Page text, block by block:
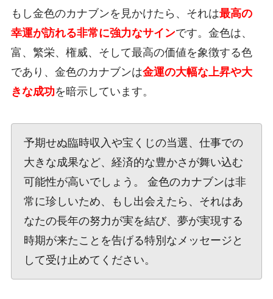
もし金色のカナブンを見かけたら、それは最高の
幸運が訪れる非常に強力なサインです。金色は、
富、繁栄、権威、そして最高の価値を象徴する色
であり、金色のカナブンは金運の大幅な上昇や大
きな成功を暗示しています。
予期せぬ臨時収入や宝くじの当選、仕事での
大きな成果など、経済的な豊かさが舞い込む
可能性が高いでしょう。 金色のカナブンは非
常に珍しいため、もし出会えたら、それはあ
なたの長年の努力が実を結び、夢が実現する
時期が来たことを告げる特別なメッセージと
して受け止めてください。